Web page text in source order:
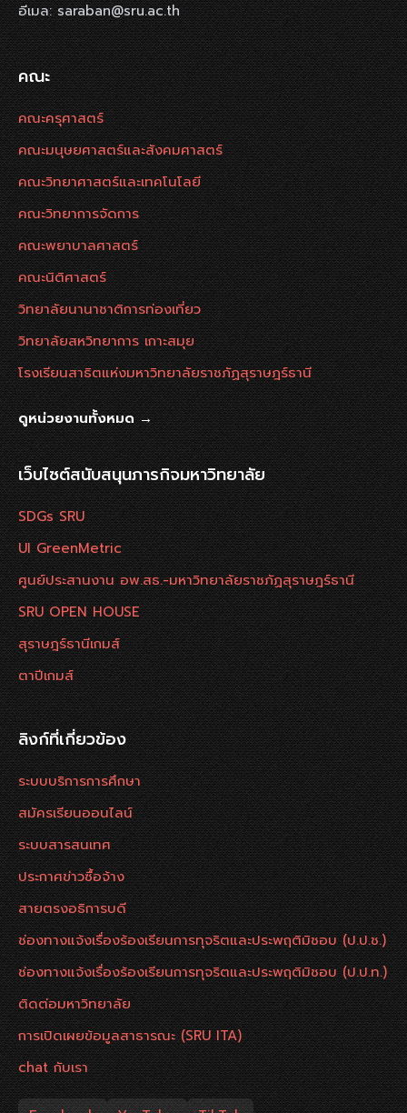
อีเมล: saraban@sru.ac.th
คณะ
คณะครุศาสตร์
คณะมนุษยศาสตร์และสังคมศาสตร์
คณะวิทยาศาสตร์และเทคโนโลยี
คณะวิทยาการจัดการ
คณะพยาบาลศาสตร์
คณะนิติศาสตร์
วิทยาลัยนานาชาติการท่องเที่ยว
วิทยาลัยสหวิทยาการ เกาะสมุย
โรงเรียนสาธิตแห่งมหาวิทยาลัยราชภัฏสุราษฎร์ธานี
ดูหน่วยงานทั้งหมด →
เว็บไซต์สนับสนุนภารกิจมหาวิทยาลัย
SDGs SRU
UI GreenMetric
ศูนย์ประสานงาน อพ.สธ.-มหาวิทยาลัยราชภัฏสุราษฎร์ธานี
SRU OPEN HOUSE
สุราษฎร์ธานีเกมส์
ตาปีเกมส์
ลิงก์ที่เกี่ยวข้อง
ระบบบริการการศึกษา
สมัครเรียนออนไลน์
ระบบสารสนเทศ
ประกาศข่าวซื้อจ้าง
สายตรงอธิการบดี
ช่องทางแจ้งเรื่องร้องเรียนการทุจริตและประพฤติมิชอบ (ป.ป.ช.)
ช่องทางแจ้งเรื่องร้องเรียนการทุจริตและประพฤติมิชอบ (ป.ป.ท.)
ติดต่อมหาวิทยาลัย
การเปิดเผยข้อมูลสาธารณะ (SRU ITA)
chat กับเรา